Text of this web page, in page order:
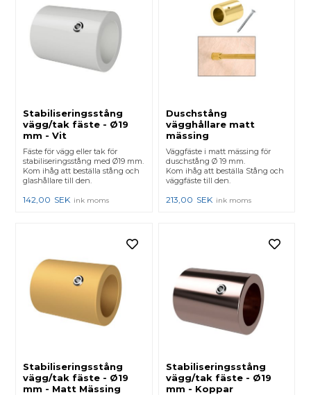
Stabiliseringsstång
vägg/tak fäste - Ø19
mm - Vit
Fäste för vägg eller tak för
stabiliseringsstång med Ø19 mm.
Kom ihåg att beställa stång och
glashållare till den.
142,00 SEK ink moms
Duschstång
vägghållare matt
mässing
Väggfäste i matt mässing för
duschstång Ø 19 mm.
Kom ihåg att beställa Stång och
väggfäste till den.
213,00 SEK ink moms
Stabiliseringsstång
vägg/tak fäste - Ø19
mm - Matt Mässing
Stabiliseringsstång
vägg/tak fäste - Ø19
mm - Koppar